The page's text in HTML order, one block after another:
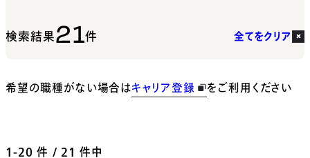
検索結果21件 全てをクリア
希望の職種がない場合はキャリア登録 をご利用ください
1-20 件 / 21 件中